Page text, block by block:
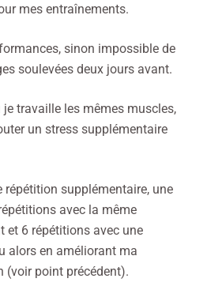
mes entraînements.
sinon impossible de
soulevées deux jours avant.
je travaille les mêmes muscles,
un stress supplémentaire
répétition supplémentaire, une
avec la même
et 6 répétitions avec une
alors en améliorant ma
(voir point précédent).